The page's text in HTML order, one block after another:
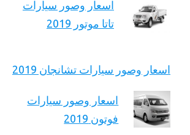
اسعار وصور سيارات
تاتا موتور 2019
اسعار وصور سيارات تشانجان 2019
اسعار وصور سيارات
فوتون 2019